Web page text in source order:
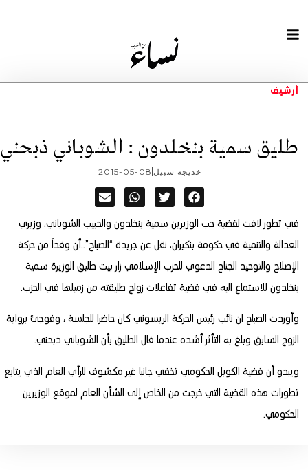
أرشيف
طليق سمية بنخلدون : الشوباني ذبحني
خديجة سبيل 2015-05-08
في تطور لافت لقضية حب الوزيرين سمية بنخلدون والحبيب الشوباني، وزيري
العدالة والتنمية في حكومة بنكيران، نقل عن جريدة “الصباح”.. أن وفداً من حركة
الإصلاح والتوحيد الجناح الدعوي للحزب الإسلامي زار بيت طليق الوزيرة سمية
بنخلدون للاستماع اليه في قضية تفاعلات زواج طليقته من زميلها في الحزب.
وأوردت الصباح ان نائب رئيس الحركة الريسوني كان حاضرا للجلسة ، وفوجئ برواية
الزوج السابق وبلغ به التأثر أشده عندما قال الطليق بأن الشوباني ذبحني.
ويبدو أن قضية الكوبل الحكومي تخفي جانبا غير مكشوف للرأي العام الذي يتابع
تطورات هذه القضية التي خرجت من الخاص إلى الشأن العام لموقع الوزيرين
الحكومي.